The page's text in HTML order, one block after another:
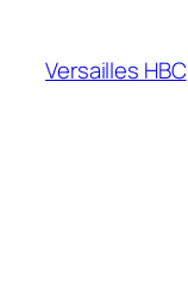
Versailles HBC